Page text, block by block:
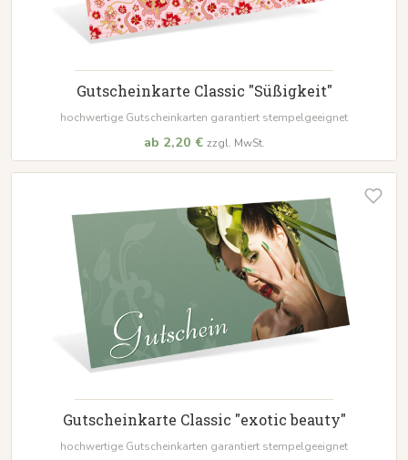
Gutscheinkarte Classic "Süßigkeit"
hochwertige Gutscheinkarten garantiert stempelgeeignet
ab 2,20 € zzgl. MwSt.
Gutscheinkarte Classic "exotic beauty"
hochwertige Gutscheinkarten garantiert stempelgeeignet